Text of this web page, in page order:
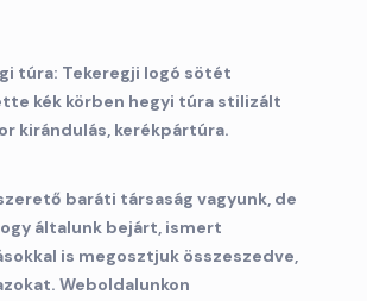
baráti társaság vagyunk, de
általunk bejárt, ismert
is megosztjuk összeszedve,
Weboldalunkon